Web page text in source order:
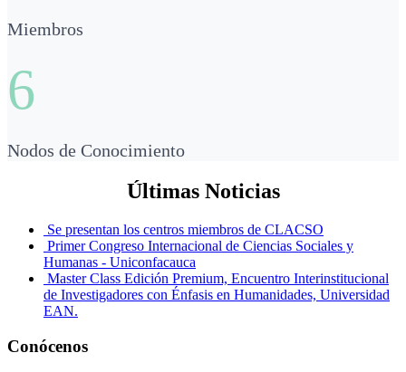
Miembros
6
Nodos de Conocimiento
Últimas Noticias
Se presentan los centros miembros de CLACSO
Primer Congreso Internacional de Ciencias Sociales y
Humanas - Uniconfacauca
Master Class Edición Premium, Encuentro Interinstitucional
de Investigadores con Énfasis en Humanidades, Universidad
EAN.
Conócenos